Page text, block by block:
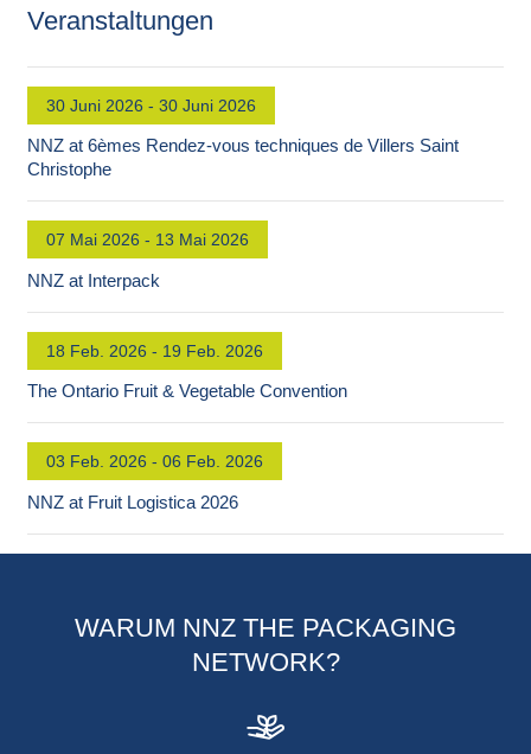
Veranstaltungen
30 Juni 2026 - 30 Juni 2026
NNZ at 6èmes Rendez-vous techniques de Villers Saint
Christophe
07 Mai 2026 - 13 Mai 2026
NNZ at Interpack
18 Feb. 2026 - 19 Feb. 2026
The Ontario Fruit & Vegetable Convention
03 Feb. 2026 - 06 Feb. 2026
NNZ at Fruit Logistica 2026
WARUM NNZ THE PACKAGING
NETWORK?